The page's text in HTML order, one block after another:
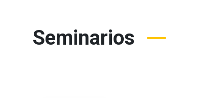
Seminarios